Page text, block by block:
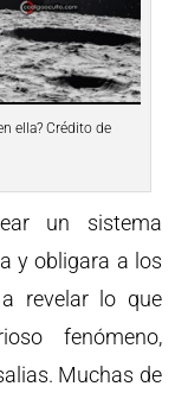
ella? Crédito de
un sistema
y obligara a los
revelar lo que
fenómeno,
Muchas de